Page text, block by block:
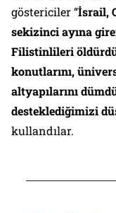
göstericiler “İsrail,
sekizinci ayına
Filistinlileri
konutlarını,
altyapılarını
desteklediğimizi
kullandılar.